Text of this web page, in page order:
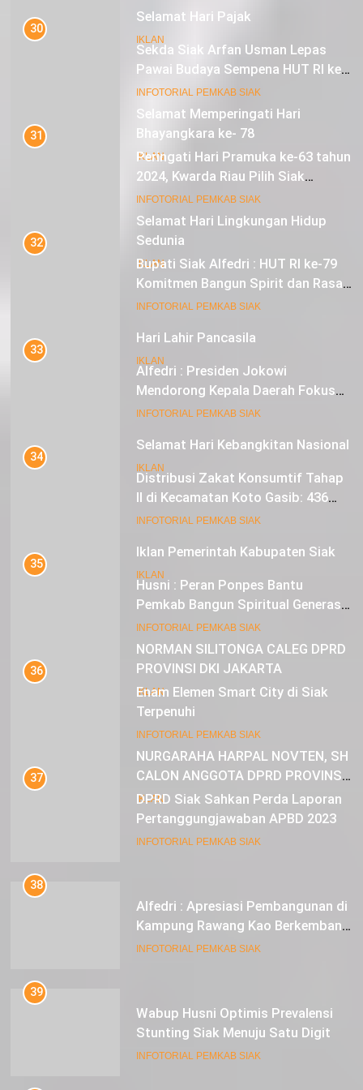
Selamat Hari Pajak
IKLAN
Selamat Memperingati Hari
Bhayangkara ke- 78
IKLAN
Selamat Hari Lingkungan Hidup
Sedunia
IKLAN
Hari Lahir Pancasila
IKLAN
Selamat Hari Kebangkitan Nasional
IKLAN
Iklan Pemerintah Kabupaten Siak
IKLAN
NORMAN SILITONGA CALEG DPRD
PROVINSI DKI JAKARTA
IKLAN
NURGARAHA HARPAL NOVTEN, SH
CALON ANGGOTA DPRD PROVINSI
DKI JAKARTA
IKLAN
30
Sekda Siak Arfan Usman Lepas
Pawai Budaya Sempena HUT RI ke-
79
INFOTORIAL PEMKAB SIAK
31
Peringati Hari Pramuka ke-63 tahun
2024, Kwarda Riau Pilih Siak
Sebagai Tuan Rumah
INFOTORIAL PEMKAB SIAK
32
Bupati Siak Alfedri : HUT RI ke-79
Komitmen Bangun Spirit dan Rasa
Nasionalisme
INFOTORIAL PEMKAB SIAK
33
Alfedri : Presiden Jokowi
Mendorong Kepala Daerah Fokus
pada Inflasi dan Pilkada Serentak
INFOTORIAL PEMKAB SIAK
34
Distribusi Zakat Konsumtif Tahap
II di Kecamatan Koto Gasib: 436
Mustahik Terima Bantuan
INFOTORIAL PEMKAB SIAK
35
Husni : Peran Ponpes Bantu
Pemkab Bangun Spiritual Generasi
Muda
INFOTORIAL PEMKAB SIAK
36
Enam Elemen Smart City di Siak
Terpenuhi
INFOTORIAL PEMKAB SIAK
37
DPRD Siak Sahkan Perda Laporan
Pertanggungjawaban APBD 2023
INFOTORIAL PEMKAB SIAK
38
Alfedri : Apresiasi Pembangunan di
Kampung Rawang Kao Berkembang
Pesat
INFOTORIAL PEMKAB SIAK
39
Wabup Husni Optimis Prevalensi
Stunting Siak Menuju Satu Digit
INFOTORIAL PEMKAB SIAK